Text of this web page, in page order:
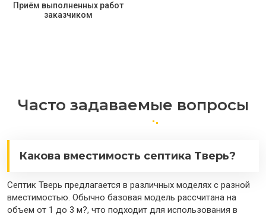
Приём выполненных работ
заказчиком
Часто задаваемые вопросы
Какова вместимость септика Тверь?
Септик Тверь предлагается в различных моделях с разной
вместимостью. Обычно базовая модель рассчитана на
объем от 1 до 3 м?, что подходит для использования в